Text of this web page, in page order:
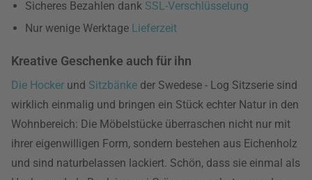
Sicheres Bezahlen dank SSL-Verschlüsselung
Nur wenige Werktage Lieferzeit
Kreative Geschenke auch für ihn
Die Hocker und Sitzbänke der Swedese - Log Sitzserie sind
wirklich einmalig und bringen ein Stück echter Natur in den
Wohnbereich: Die Möbelstücke überraschen nicht nur mit
ihrer eigenwilligen Form, sondern bestehen aus Eichenholz
und sind naturbelassen lackiert. Schön, dass sie einmal als